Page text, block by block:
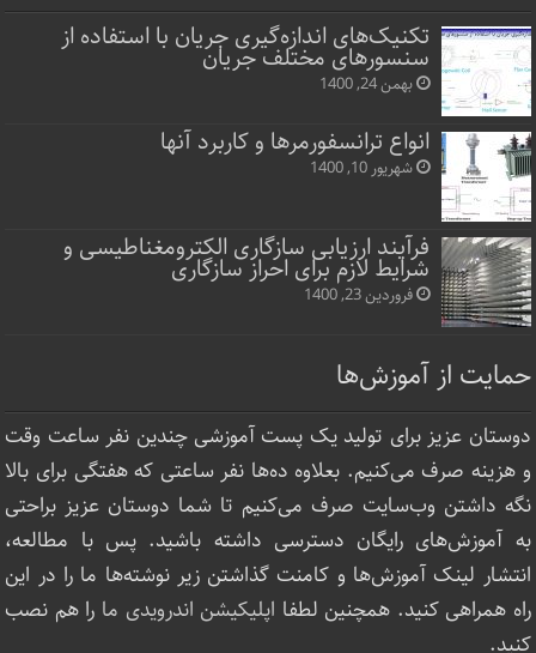
تکنیک‌های اندازه‌گیری جریان با استفاده از
سنسورهای مختلف جریان
بهمن 24, 1400
انواع ترانسفورمرها و کاربرد آنها
شهریور 10, 1400
فرآیند ارزیابی سازگاری الکترومغناطیسی و
شرایط لازم برای احراز سازگاری
فروردین 23, 1400
حمایت از آموزش‌ها
دوستان عزیز برای تولید یک پست آموزشی چندین نفر ساعت‌ وقت
و هزینه صرف می‌کنیم. بعلاوه ده‌ها نفر ساعتی که هفتگی برای بالا
نگه داشتن وب‌سایت صرف ‌می‌کنیم تا شما دوستان عزیز براحتی
به آموزش‌های رایگان دسترسی داشته باشید. پس با مطالعه،
انتشار لینک‌ آموزش‌ها و کامنت گذاشتن زیر نوشته‌‌ها ما را در این
راه همراهی کنید. همچنین لطفا اپلیکیشن اندرویدی ما را هم نصب
کنید.